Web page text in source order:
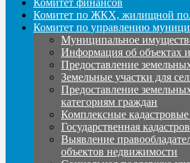
Комитет по ЖКХ, жилищной
Комитет по управлению
Муниципальное
Информация об объектах
Предоставление
Земельные участки для
Предоставление
категориям граждан
Комплексные
Государственная
Выявление
объектов недвижимости